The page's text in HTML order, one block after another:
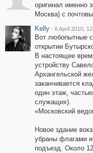
оригинал именно
Москва) с
Kelly · 6 April 2010,
Вот любопытные
открытии
В настоящее
устройству
Архангельской
заканчивается
один этаж,
служащих).
«Московский
Новое здание
убраны флагами и
подъезд. Около